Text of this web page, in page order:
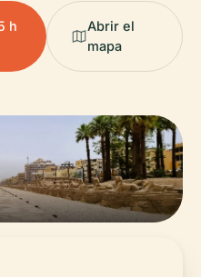
h
Abrir el
mapa